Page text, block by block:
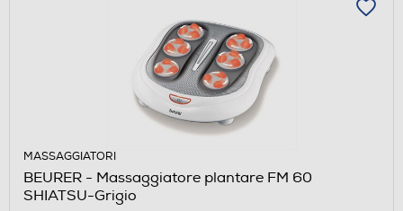
MASSAGGIATORI
BEURER - Massaggiatore plantare FM 60
SHIATSU-Grigio